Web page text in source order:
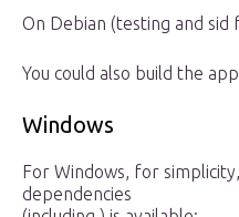
On Debian (testing and
You could also build the
Windows
For Windows, for
dependencies